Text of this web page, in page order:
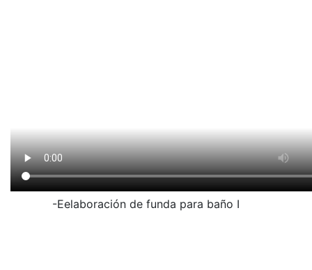
-Eelaboración de funda para baño I